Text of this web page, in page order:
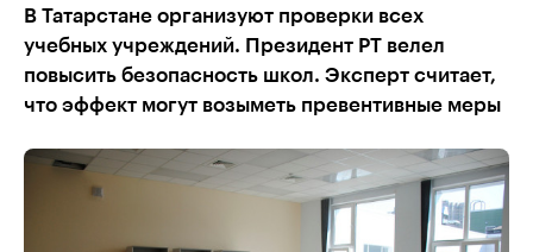
В Татарстане организуют проверки всех
учебных учреждений. Президент РТ велел
повысить безопасность школ. Эксперт считает,
что эффект могут возыметь превентивные меры